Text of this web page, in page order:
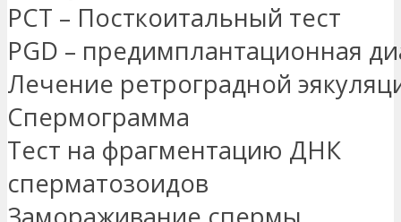
PCT – Посткоитальный тест
PGD – предимплантационная
Лечение ретроградной
Спермограмма
Тест на фрагментацию ДНК
сперматозоидов